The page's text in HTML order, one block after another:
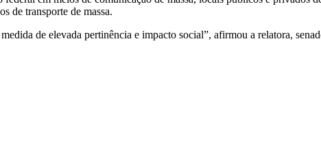
de transporte de massa.
de elevada pertinência e impacto social”, afirmou a relatora,